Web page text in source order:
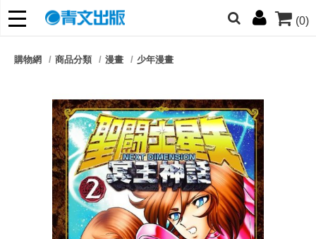
(0)
朋友們，提高警覺！
購物網 商品分類 漫畫 少年漫畫